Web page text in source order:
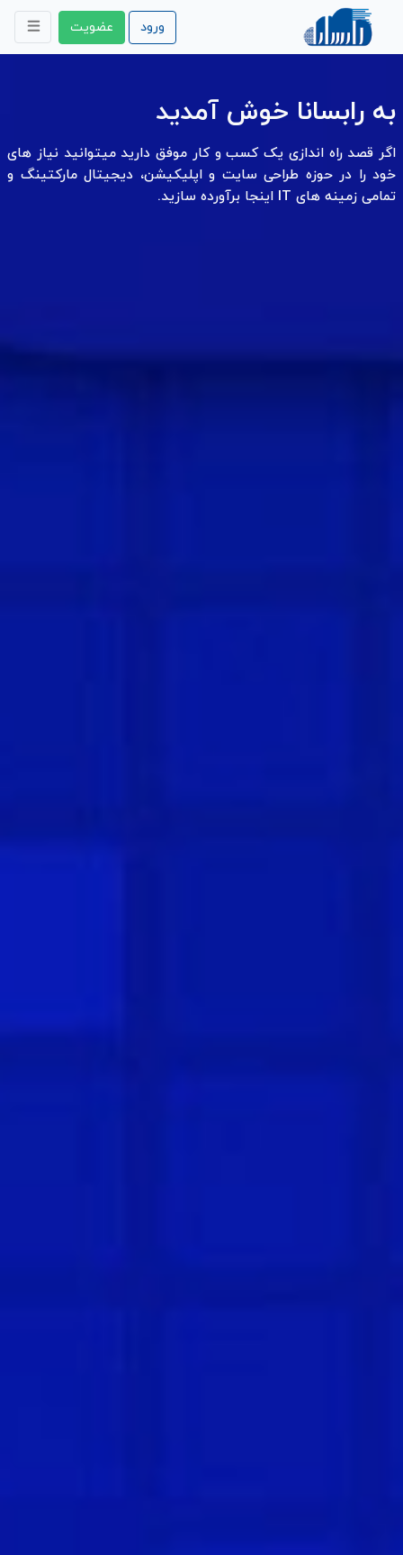
ورود عضویت
به رابسانا خوش آمدید
اگر قصد راه اندازی یک کسب و کار موفق دارید میتوانید نیاز های
خود را در حوزه طراحی سایت و اپلیکیشن، دیجیتال مارکتینگ و
تمامی زمینه های IT اینجا برآورده سازید.